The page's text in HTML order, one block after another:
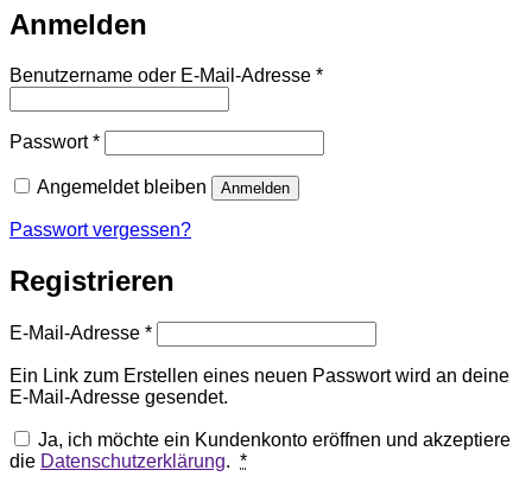
Anmelden
Benutzername oder E-Mail-Adresse *Erforderlich
Passwort*Erforderlich
Angemeldet bleiben Anmelden
Passwort vergessen?
Registrieren
E-Mail-Adresse *Erforderlich
Ein Link zum Erstellen eines neuen Passwort wird an deine
E-Mail-Adresse gesendet.
Ja, ich möchte ein Kundenkonto eröffnen und akzeptiere
die Datenschutzerklärung. *